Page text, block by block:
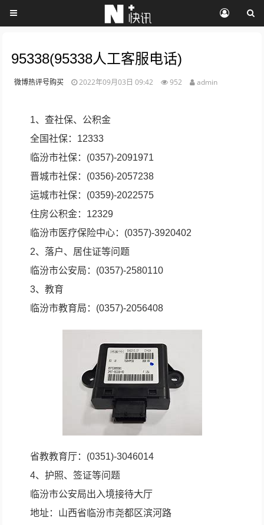
95338(95338人工客服电话)
微博热评号购买 2022年09月03日 09:42 952 admin
1、查社保、公积金
全国社保：12333
临汾市社保：(0357)-2091971
晋城市社保：(0356)-2057238
运城市社保：(0359)-2022575
住房公积金：12329
临汾市医疗保险中心：(0357)-3920402
2、落户、居住证等问题
临汾市公安局：(0357)-2580110
3、教育
临汾市教育局：(0357)-2056408
省教教育厅：(0351)-3046014
4、护照、签证等问题
临汾市公安局出入境接待大厅
地址：山西省临汾市尧都区滨河路